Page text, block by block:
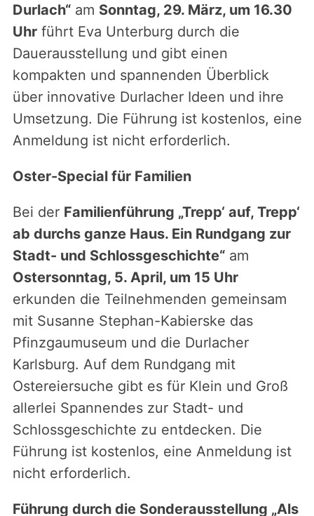
Durlach“am Sonntag, 29. März, um 16.30
Uhrführt Eva Unterburg durch die
Dauerausstellung und gibt einen
kompakten und spannenden Überblick
über innovative Durlacher Ideen und ihre
Umsetzung. Die Führung ist kostenlos, eine
Anmeldung ist nicht erforderlich.
Oster-Special für Familien
Bei der Familienführung „Trepp‘ auf, Trepp‘
ab durchs ganze Haus. Ein Rundgang zur
Stadt- und Schlossgeschichte“am
Ostersonntag, 5. April, um 15 Uhr
erkunden die Teilnehmenden gemeinsam
mit Susanne Stephan-Kabierske das
Pfinzgaumuseum und die Durlacher
Karlsburg. Auf dem Rundgang mit
Ostereiersuche gibt es für Klein und Groß
allerlei Spannendes zur Stadt- und
Schlossgeschichte zu entdecken. Die
Führung ist kostenlos, eine Anmeldung ist
nicht erforderlich.
Führung durch die Sonderausstellung „Als